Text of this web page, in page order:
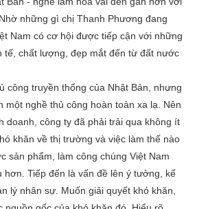
những gì chị Thanh Phương đang
Nam có cơ hội được tiếp cận với những
tế, chất lượng, đẹp mắt đến từ đất nước
công truyền thống của Nhật Bản, nhưng
một nghề thủ công hoàn toàn xa lạ. Nên
doanh, công ty đã phải trải qua không ít
khăn về thị trường và việc làm thế nào
sản phẩm, làm công chúng Việt Nam
hơn. Tiếp đến là vấn đề lên ý tưởng, kế
lý nhân sự. Muốn giải quyết khó khăn,